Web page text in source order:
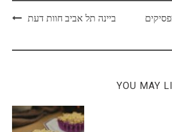
ביינה‎ תל אביב חוות דעת
YOU MAY